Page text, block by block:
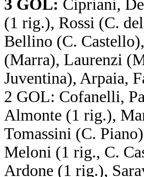
3 GOL: Cipriani,
(1 rig.), Rossi (C.
Bellino (C.
(Marra), Laurenzi
Juventina), Arpaia,
2 GOL: Cofanelli,
Almonte (1 rig.),
Tomassini (C.
Meloni (1 rig., C.
Ardone (1 rig.),